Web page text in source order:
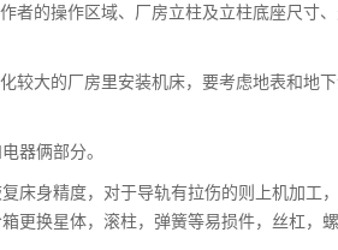
者的操作区域、厂房立柱及立柱底座尺寸
较大的厂房里安装机床，要考虑地表和地
器俩部分。
床身精度，对于导轨有拉伤的则上机加工
更换星体，滚柱，弹簧等易损件，丝杠，螺